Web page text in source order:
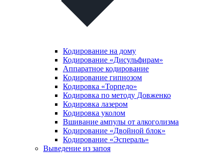
Кодирование на дому
Кодирование «Дисульфирам»
Аппаратное кодирование
Кодирование гипнозом
Кодировка «Торпедо»
Кодировка по методу Довженко
Кодировка лазером
Кодировка уколом
Вшивание ампулы от алкоголизма
Кодирование «Двойной блок»
Кодирование «Эспераль»
Выведение из запоя